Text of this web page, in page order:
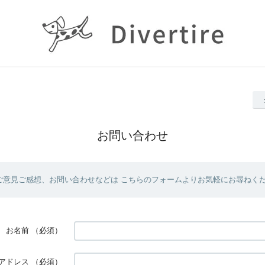
お問い合わせ
見ご感想、お問い合わせなどは こちらのフォームよりお気軽にお尋ねく
お名前 （必須）
ドレス （必須）